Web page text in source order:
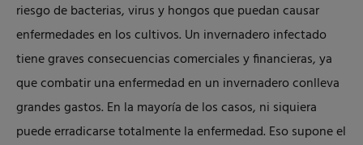
riesgo de bacterias, virus y hongos que puedan causar
enfermedades en los cultivos. Un invernadero infectado
tiene graves consecuencias comerciales y financieras, ya
que combatir una enfermedad en un invernadero conlleva
grandes gastos. En la mayoría de los casos, ni siquiera
puede erradicarse totalmente la enfermedad. Eso supone el